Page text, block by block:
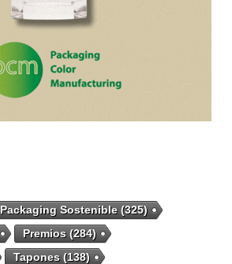
Packaging Sostenible(325)
Premios(284)
Tapones(138)